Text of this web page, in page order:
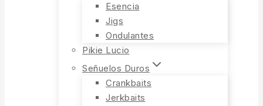
Esencia
Jigs
Ondulantes
Pikie Lucio
Señuelos Duros
Crankbaits
Jerkbaits